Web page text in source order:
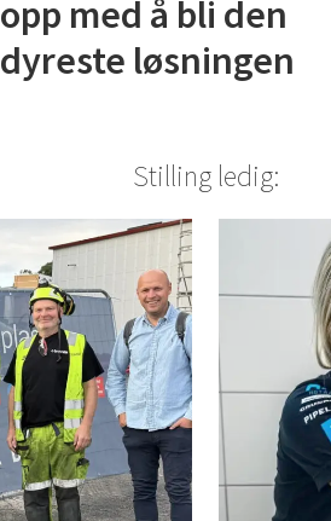
opp med å bli den
dyreste løsningen
Stilling ledig: